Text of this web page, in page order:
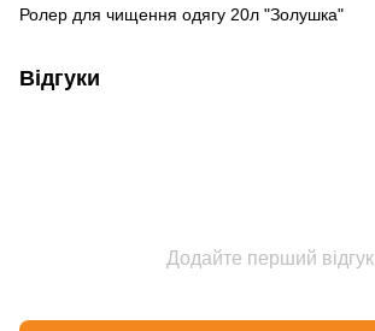
Ролер для чищення одягу 20л "Золушка"
Відгуки
Додайте перший відгук